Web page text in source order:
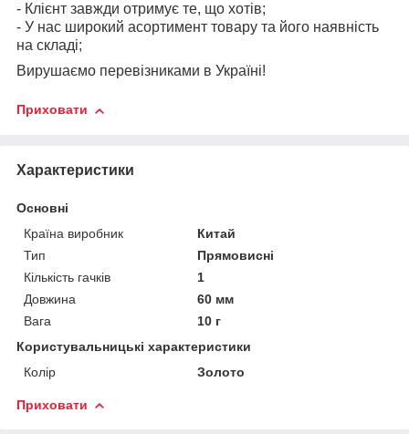
- Клієнт завжди отримує те, що хотів;
- У нас широкий асортимент товару та його наявність
на складі;
Вирушаємо перевізниками в Україні!
Приховати
Характеристики
Основні
Країна виробник
Китай
Тип
Прямовисні
Кількість гачків
1
Довжина
60 мм
Вага
10 г
Користувальницькі характеристики
Колір
Золото
Приховати